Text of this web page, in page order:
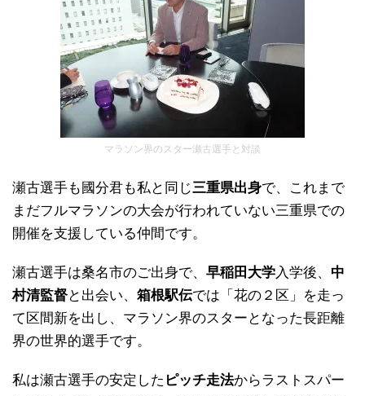
マラソン界のスター瀬古選手と対談
瀬古選手も國分君も私と同じ三重県出身で、これまで
まだフルマラソンの大会が行われていない三重県での
開催を支援している仲間です。
瀬古選手は桑名市のご出身で、 早稲田大学入学後、 中
村清監督と出会い、 箱根駅伝では「花の２区」を走っ
て区間新を出し、マラソン界のスターとなった長距離
界の世界的選手です。
私は瀬古選手の安定した ピッチ走法からラストスパー